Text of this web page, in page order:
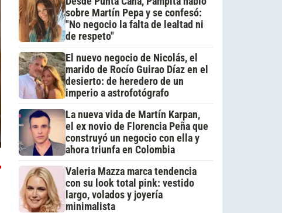
sobre Martín Pepa y se confesó:
"No negocio la falta de lealtad ni
de respeto"
El nuevo negocio de Nicolás, el
marido de Rocío Guirao Díaz en el
desierto: de heredero de un
imperio a astrofotógrafo
La nueva vida de Martín Karpan,
el ex novio de Florencia Peña que
construyó un negocio con ella y
ahora triunfa en Colombia
Valeria Mazza marca tendencia
con su look total pink: vestido
largo, volados y joyería
minimalista